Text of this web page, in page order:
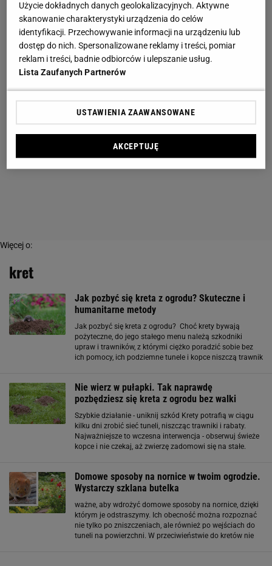
Więcej o:
kret
Jak pozbyć się kreta z ogrodu? Skuteczne i
humanitarne metody
Jak pozbyć się kreta z ogrodu? Choć krety bywają
pożyteczne, do jego stałego menu należą szkodniki
upraw i trawników, z którymi ciężko poradzić sobie bez
ich pomocy, ich podziemne tunele i kopce niszczą trawnik
Nie wierz w pułapki. Tak naprawdę
pozbędziesz się kreta z ogrodu bez walki
Szybkie działanie - uniknij szkód Krety potrafią w ciągu
kilku dni zrobić sieć tuneli, niszcząc trawniki i rabaty.
Najważniejsze to wczesna interwencja - obserwuj świeże
kopce i nie czekaj, aż zwierzę zadomowi się na stałe.
Domowe sposoby na nornice w twoim ogrodzie.
Wystarczy szklana butelka
ważne, aby wdrożyć domowe sposoby na nornice, dzięki
którym je odstraszymy. Ich obecność można rozpoznać
nie tylko po zniszczeniach, ale również po wejściach do
tuneli na powierzchni. W przeciwieństwie do kretów nie
Użycie dokładnych danych geolokalizacyjnych. Aktywne
skanowanie charakterystyki urządzenia do celów
identyfikacji. Przechowywanie informacji na urządzeniu lub
dostęp do nich. Spersonalizowane reklamy i treści, pomiar
reklam i treści, badnie odbiorców i ulepszanie usług.
Lista Zaufanych Partnerów
USTAWIENIA ZAAWANSOWANE
AKCEPTUJĘ